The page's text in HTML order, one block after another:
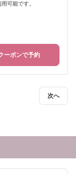
可能です。
ーポンで予約
次へ